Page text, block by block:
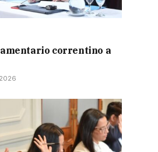
correntino a